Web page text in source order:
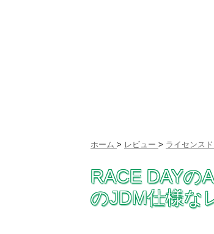
ホーム > レビュー > ライセンス
RACE DAYの
のJDM仕様な